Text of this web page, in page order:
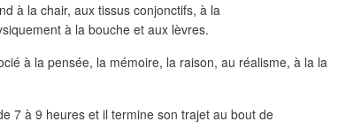
à la chair, aux tissus conjonctifs, à la
à la bouche et aux lèvres.
à la pensée, la mémoire, la raison, au réalisme, à la la
7 à 9 heures et il termine son trajet au bout de